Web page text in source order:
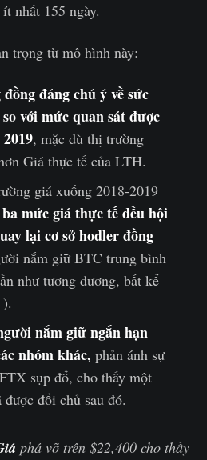
nhất 155 ngày.
trọng từ mô hình này:
đáng chú ý về sức
với mức quan sát được
, mặc dù thị trường
Giá thực tế của LTH.
giá xuống 2018-2019
mức giá thực tế đều hội
lại cơ sở hodler đồng
nắm giữ BTC trung bình
như tương đương, bất kể
nắm giữ ngắn hạn
nhóm khác, phản ánh sự
sụp đổ, cho thấy một
đổi chủ sau đó.
phá vỡ trên $22,400 cho thấy